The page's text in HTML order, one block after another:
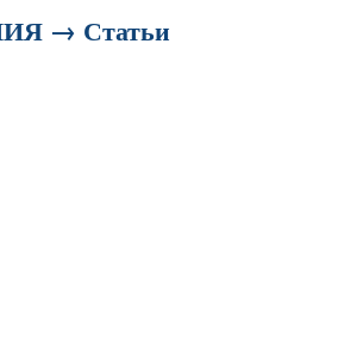
→ Статьи